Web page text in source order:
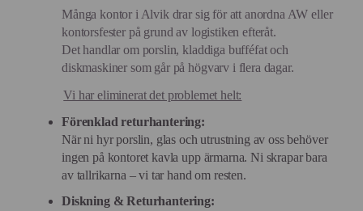
Många kontor i Alvik drar sig för att anordna AW eller
kontorsfester på grund av logistiken efteråt.
Det handlar om porslin, kladdiga bufféfat och
diskmaskiner som går på högvarv i flera dagar.
Vi har eliminerat det problemet helt:
Förenklad returhantering:
När ni hyr porslin, glas och utrustning av oss behöver
ingen på kontoret kavla upp ärmarna. Ni skrapar bara
av tallrikarna – vi tar hand om resten.
Diskning & Returhantering: